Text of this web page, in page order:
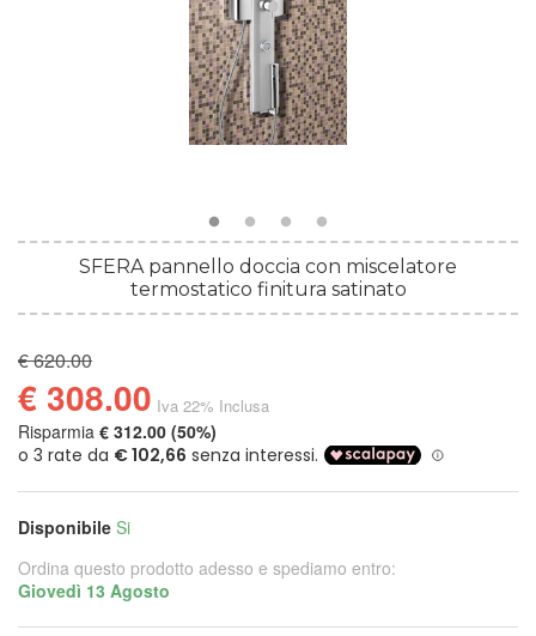
SFERA pannello doccia con miscelatore
termostatico finitura satinato
€ 620.00
€ 308.00 Iva 22% Inclusa
Risparmia € 312.00 (50%)
Disponibile Si
Ordina questo prodotto adesso e spediamo entro:
Giovedì 13 Agosto